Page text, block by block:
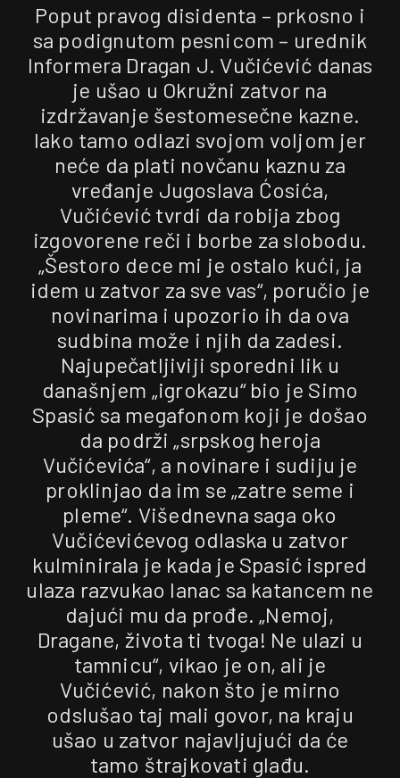
Poput pravog disidenta – prkosno i
sa podignutom pesnicom – urednik
Informera Dragan J. Vučićević danas
je ušao u Okružni zatvor na
izdržavanje šestomesečne kazne.
Iako tamo odlazi svojom voljom jer
neće da plati novčanu kaznu za
vređanje Jugoslava Ćosića,
Vučićević tvrdi da robija zbog
izgovorene reči i borbe za slobodu.
„Šestoro dece mi je ostalo kući, ja
idem u zatvor za sve vas“, poručio je
novinarima i upozorio ih da ova
sudbina može i njih da zadesi.
Najupečatljiviji sporedni lik u
današnjem „igrokazu“ bio je Simo
Spasić sa megafonom koji je došao
da podrži „srpskog heroja
Vučićevića“, a novinare i sudiju je
proklinjao da im se „zatre seme i
pleme“. Višednevna saga oko
Vučićevićevog odlaska u zatvor
kulminirala je kada je Spasić ispred
ulaza razvukao lanac sa katancem ne
dajući mu da prođe. „Nemoj,
Dragane, života ti tvoga! Ne ulazi u
tamnicu“, vikao je on, ali je
Vučićević, nakon što je mirno
odslušao taj mali govor, na kraju
ušao u zatvor najavljujući da će
tamo štrajkovati glađu.